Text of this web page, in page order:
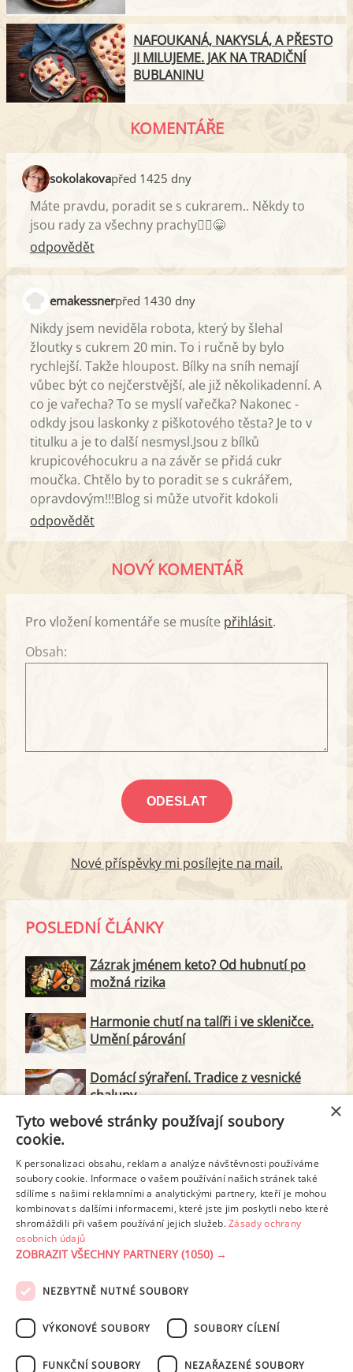
NAFOUKANÁ, NAKYSLÁ, A PŘESTO
JI MILUJEME. JAK NA TRADIČNÍ
BUBLANINU
KOMENTÁŘE
sokolakovapřed 1425 dny
Máte pravdu, poradit se s cukrarem.. Někdy to
jsou rady za všechny prachy🤷‍♀️😁
odpovědět
emakessnerpřed 1430 dny
Nikdy jsem neviděla robota, který by šlehal
žloutky s cukrem 20 min. To i ručně by bylo
rychlejší. Takže hloupost. Bílky na sníh nemají
vůbec být co nejčerstvější, ale již několikadenní. A
co je vařecha? To se myslí vařečka? Nakonec -
odkdy jsou laskonky z piškotového těsta? Je to v
titulku a je to další nesmysl.Jsou z bílků
krupicovéhocukru a na závěr se přidá cukr
moučka. Chtělo by to poradit se s cukrářem,
opravdovým!!!Blog si může utvořit kdokoli
odpovědět
NOVÝ KOMENTÁŘ
Pro vložení komentáře se musíte přihlásit.
Obsah:
Nové příspěvky mi posílejte na mail.
POSLEDNÍ ČLÁNKY
Zázrak jménem keto? Od hubnutí po
možná rizika
Harmonie chutí na talíři i ve skleničce.
Umění párování
Domácí sýraření. Tradice z vesnické
chalupy
Majonéza jako královna teplé kuchyně
Proteinové svačinky za zlomek ceny.
Vyrobte si je doma
PODMÍNKY UŽITÍ ZÁSADY OCHRANY OSOBNÍCH ÚDAJŮ
NASTAVENÍ COOKIES
×
Tyto webové stránky používají soubory
cookie.
K personalizaci obsahu, reklam a analýze návštěvnosti používáme
soubory cookie. Informace o vašem používání našich stránek také
sdílíme s našimi reklamními a analytickými partnery, kteří je mohou
kombinovat s dalšími informacemi, které jste jim poskytli nebo které
shromáždili při vašem používání jejich služeb.Zásady ochrany
osobních údajů
ZOBRAZIT VŠECHNY PARTNERY(1050) →
NEZBYTNĚ NUTNÉ SOUBORY
VÝKONOVÉ SOUBORY SOUBORY CÍLENÍ
FUNKČNÍ SOUBORY NEZAŘAZENÉ SOUBORY